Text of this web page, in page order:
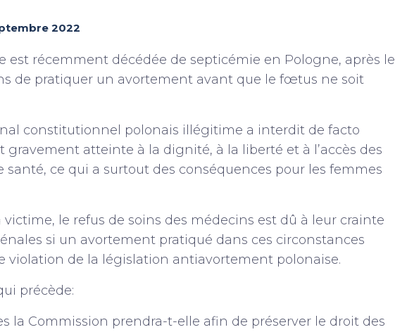
2022
est récemment décédée de septicémie en Pologne, après le
de pratiquer un avortement avant que le fœtus ne soit
constitutionnel polonais illégitime a interdit de facto
gravement atteinte à la dignité, à la liberté et à l’accès des
santé, ce qui a surtout des conséquences pour les femmes
le refus de soins des médecins est dû à leur crainte
si un avortement pratiqué dans ces circonstances
violation de la législation antiavortement polonaise.
précède:
la Commission prendra-t-elle afin de préserver le droit des